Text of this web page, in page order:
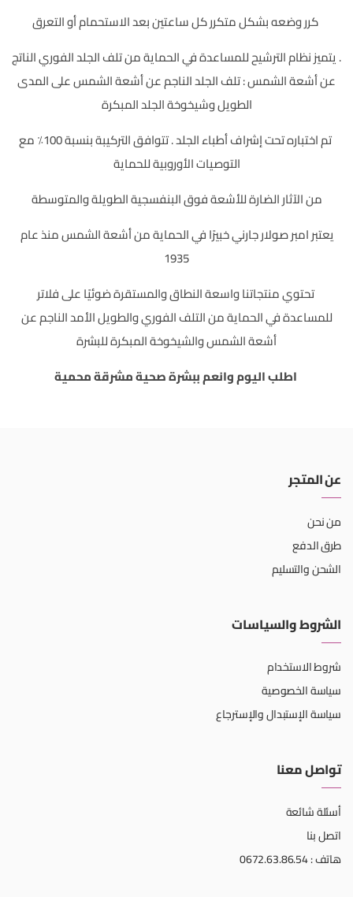
كرر وضعه بشكل متكرر كل ساعتين بعد الاستحمام أو التعرق
. يتميز نظام الترشيح للمساعدة في الحماية من تلف الجلد الفوري الناتج
عن أشعة الشمس : تلف الجلد الناجم عن أشعة الشمس على المدى
الطويل وشيخوخة الجلد المبكرة
تم اختباره تحت إشراف أطباء الجلد . تتوافق التركيبة بنسبة 100٪ مع
التوصيات الأوروبية للحماية
من الآثار الضارة للأشعة فوق البنفسجية الطويلة والمتوسطة
يعتبرامبر صولار جارنيخبيرًا في الحماية من أشعة الشمس منذ عام
1935
تحتوي منتجاتنا واسعة النطاق والمستقرة ضوئيًا على فلاتر
للمساعدة في الحماية من التلف الفوري والطويل الأمد الناجم عن
أشعة الشمس والشيخوخة المبكرة للبشرة
اطلب اليوم وانعم ببشرة صحية مشرقة محمية
عن المتجر
من نحن
طرق الدفع
الشحن والتسليم
الشروط والسياسات
شروط الاستخدام
سياسة الخصوصية
سياسة الإستبدال والإسترجاع
تواصل معنا
أسئلة شائعة
اتصل بنا
هاتف : 0672.63.86.54